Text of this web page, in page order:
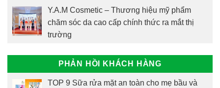
Y.A.M Cosmetic – Thương hiệu mỹ phẩm
chăm sóc da cao cấp chính thức ra mắt thị
trường
PHẢN HỒI KHÁCH HÀNG
TOP 9 Sữa rửa mặt an toàn cho mẹ bầu và